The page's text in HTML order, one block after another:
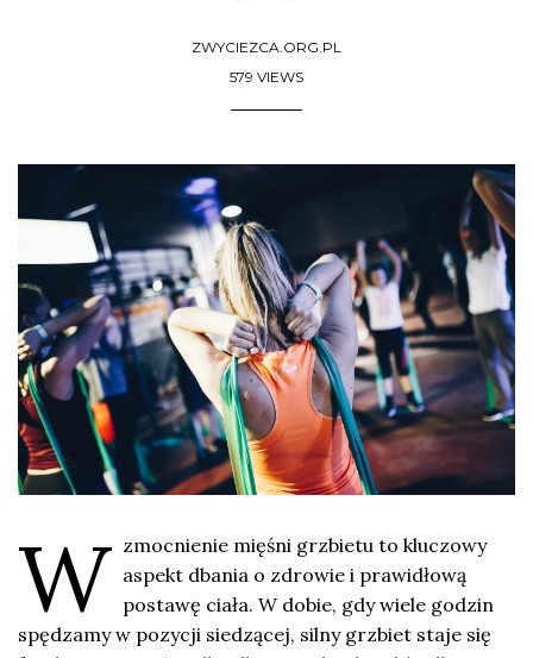
ZWYCIEZCA.ORG.PL
579 VIEWS
W zmocnienie mięśni grzbietu to kluczowy
aspekt dbania o zdrowie i prawidłową
postawę ciała. W dobie, gdy wiele godzin
spędzamy w pozycji siedzącej, silny grzbiet staje się